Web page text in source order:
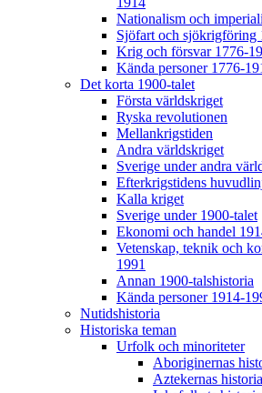
Nationalism och
Sjöfart och sjökrigföring
Krig och försvar 1776-
Kända personer 1776-
Det korta 1900-talet
Första världskriget
Ryska revolutionen
Mellankrigstiden
Andra världskriget
Sverige under andra
Efterkrigstidens
Kalla kriget
Sverige under 1900-talet
Ekonomi och handel
Vetenskap, teknik och
1991
Annan 1900-talshistoria
Kända personer 1914-
Nutidshistoria
Historiska teman
Urfolk och minoriteter
Aboriginernas
Aztekernas historia